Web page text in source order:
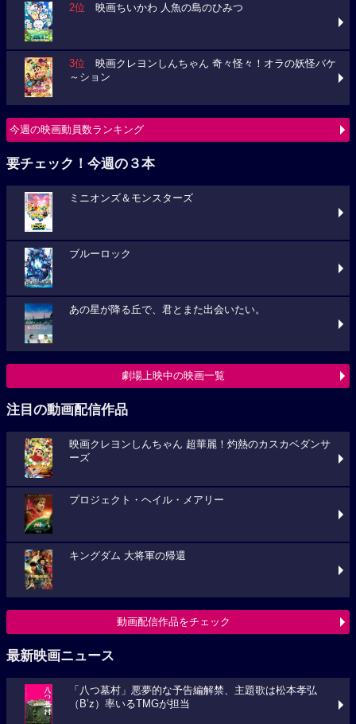
2位 映画ちいかわ 人魚の島のひみつ
3位 映画クレヨンしんちゃん 奇々怪々！オラの妖怪バケ
～ション
今週の映画動員数ランキング
要チェック！今週の３本
ミニオンズ＆モンスターズ
ブルーロック
あの星が降る丘で、君とまた出会いたい。
劇場上映中の映画一覧
注目の動画配信作品
映画クレヨンしんちゃん 超華麗！灼熱のカスカベダンサ
ーズ
プロジェクト・ヘイル・メアリー
キングダム 大将軍の帰還
動画配信作品をチェック
最新映画ニュース
「八つ墓村」悪夢的な予告編解禁、主題歌は松本孝弘
（B’z）率いるTMGが担当